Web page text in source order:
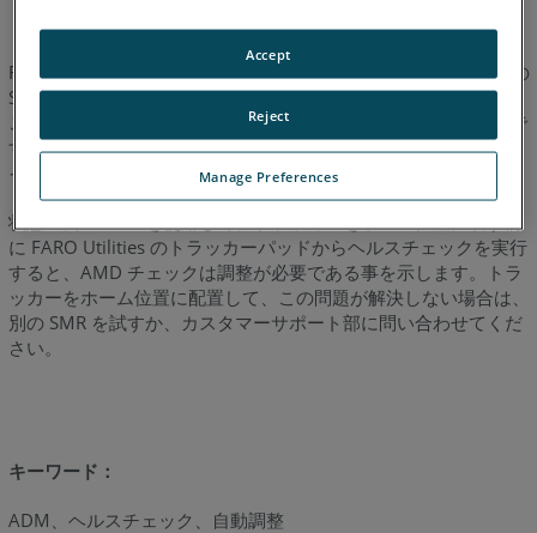
FARO トラッカー の ADM システムを使用する前に、良い状態の
SMR を用いて、トラッカーをホーム位置 (TMR) に配置します。
これは、調整する前に ADM を使用する可能性を排除するためで
す。その結果、原点位置の正しい値が読み取られ、追加のR0 タ
イプのエラーが排除されます。
状態の良い SMR を使用して、トラッカーをホーム位置に戻す前
に FARO Utilities のトラッカーパッドからヘルスチェックを実行
すると、AMD チェックは調整が必要である事を示します。トラ
ッカーをホーム位置に配置して、この問題が解決しない場合は、
別の SMR を試すか、カスタマーサポート部に問い合わせてくだ
さい。
キーワード：
ADM、ヘルスチェック、自動調整
Manage Preferences
Reject
Accept